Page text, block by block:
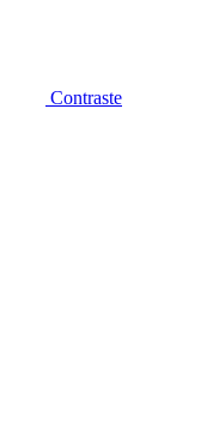
Contraste